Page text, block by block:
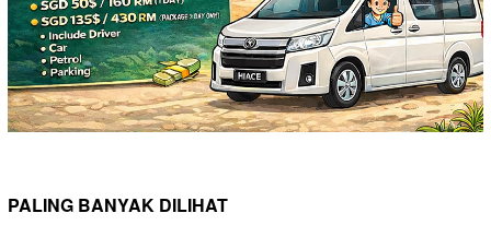
PALING BANYAK DILIHAT